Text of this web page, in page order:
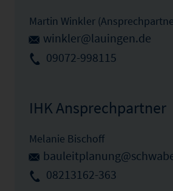
Martin Winkler
winkler@lauingen.de
09072-998115
IHK Ansprechpartner
Melanie Bischoff
08213162-363